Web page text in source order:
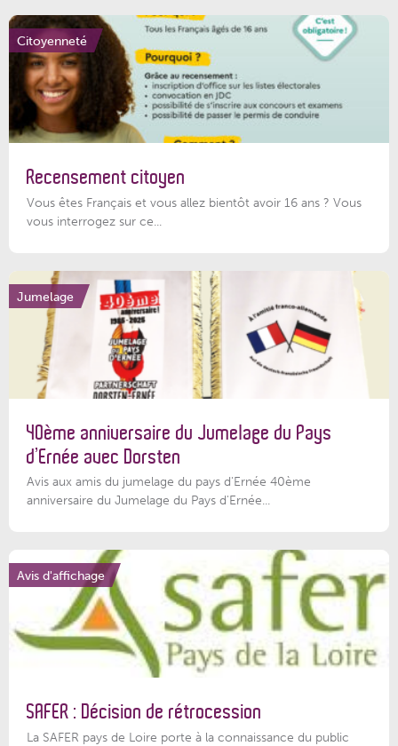
Citoyenneté
Recensement citoyen
Vous êtes Français et vous allez bientôt avoir 16 ans ? Vous
vous interrogez sur ce...
Jumelage
40ème anniversaire du Jumelage du Pays
d’Ernée avec Dorsten
Avis aux amis du jumelage du pays d'Ernée 40ème
anniversaire du Jumelage du Pays d'Ernée...
Avis d'affichage
SAFER : Décision de rétrocession
La SAFER pays de Loire porte à la connaissance du public